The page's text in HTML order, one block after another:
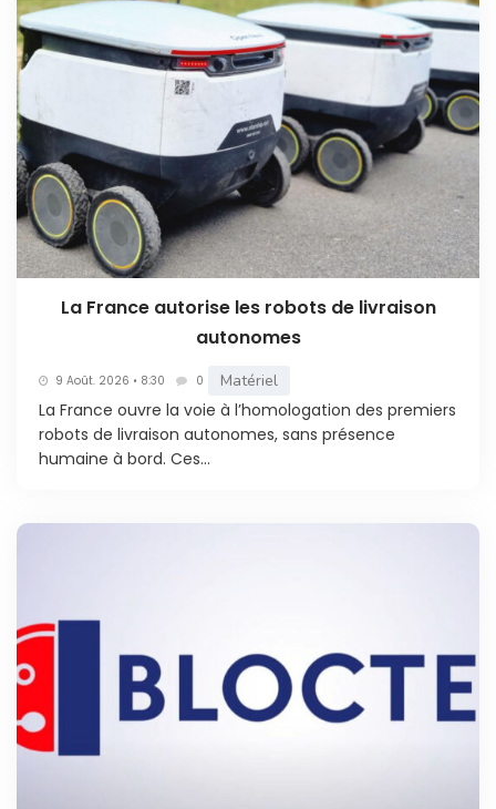
La France autorise les robots de livraison
autonomes
9 Août. 2026 • 8:30 0 Matériel
La France ouvre la voie à l’homologation des premiers
robots de livraison autonomes, sans présence
humaine à bord. Ces...